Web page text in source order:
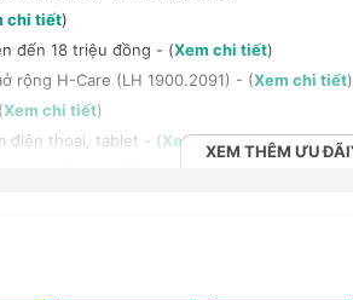
chi tiết)
đến 18 triệu đồng - (Xem chi tiết)
rộng H-Care (LH 1900.2091) - (Xem chi tiết)
Xem chi tiết)
điện thoại, tablet - (Xem chi tiết)
(
XEM THÊM ƯU ĐÃI